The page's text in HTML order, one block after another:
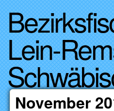
Direkt zum
Lein-
November